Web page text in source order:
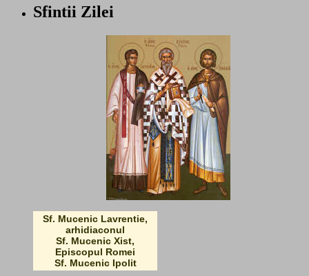
Sfintii Zilei
Sf. Mucenic Lavrentie,
arhidiaconul
Sf. Mucenic Xist,
Episcopul Romei
Sf. Mucenic Ipolit